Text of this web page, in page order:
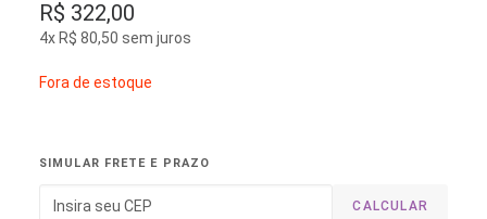
R$ 322,00
4x R$ 80,50 sem juros
Fora de estoque
SIMULAR FRETE E PRAZO
CALCULAR